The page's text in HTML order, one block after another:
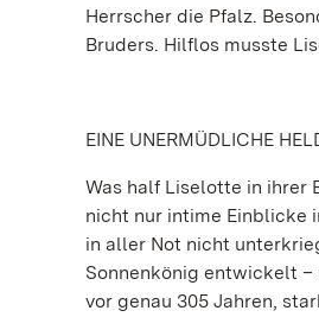
Herrscher die Pfalz.
Bruders. Hilflos musste
EINE UNERMÜDLICHE
Was half Liselotte in ihrer
nicht nur intime Einblicke
in aller Not nicht
Sonnenkönig entwickelt –
vor genau 305 Jahren,